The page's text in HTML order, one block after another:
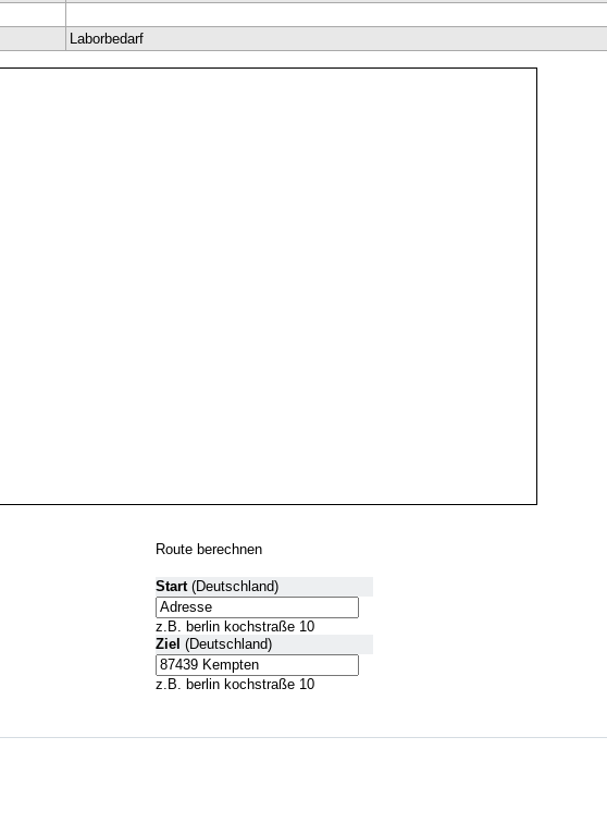
Laborbedarf
Route berechnen
Start(Deutschland)
z.B. berlin kochstraße 10
Ziel (Deutschland)
z.B. berlin kochstraße 10